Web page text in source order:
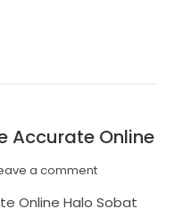
Accurate Online
a comment
Online Halo Sobat